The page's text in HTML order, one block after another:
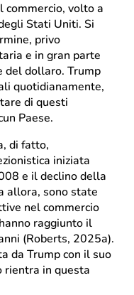
commercio, volto a
Stati Uniti. Si
privo
e in gran parte
del dollaro. Trump
quotidianamente,
di questi
Paese.
di fatto,
iniziata
e il declino della
allora, sono state
nel commercio
raggiunto il
(Roberts, 2025a).
da Trump con il suo
in questa